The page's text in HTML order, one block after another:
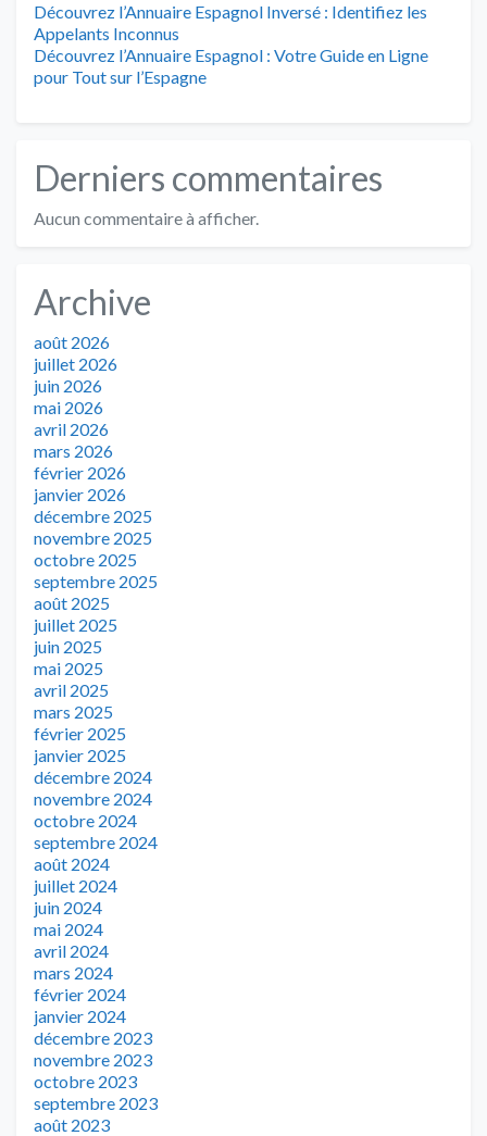
Découvrez l’Annuaire Espagnol Inversé : Identifiez les
Appelants Inconnus
Découvrez l’Annuaire Espagnol : Votre Guide en Ligne
pour Tout sur l’Espagne
Derniers commentaires
Aucun commentaire à afficher.
Archive
août 2026
juillet 2026
juin 2026
mai 2026
avril 2026
mars 2026
février 2026
janvier 2026
décembre 2025
novembre 2025
octobre 2025
septembre 2025
août 2025
juillet 2025
juin 2025
mai 2025
avril 2025
mars 2025
février 2025
janvier 2025
décembre 2024
novembre 2024
octobre 2024
septembre 2024
août 2024
juillet 2024
juin 2024
mai 2024
avril 2024
mars 2024
février 2024
janvier 2024
décembre 2023
novembre 2023
octobre 2023
septembre 2023
août 2023